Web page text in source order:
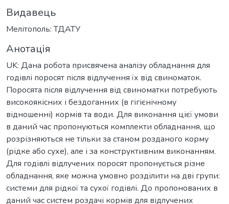
Видавець
Мелітополь: ТДАТУ
Анотація
UK: Дана робота присвячена аналізу обладнання для
годівлі поросят після відлучення їх від свиноматок.
Поросята після відлучення від свиноматки потребують
високоякісних і бездоганних (в гігієнічному
відношенні) кормів та води. Для виконання цієї умови
в даний час пропонуються комплекти обладнання, що
розрізняються не тільки за станом розданого корму
(рідке або сухе), але і за конструктивним виконанням.
Для годівлі відлучених поросят пропонується різне
обладнання, яке можна умовно розділити на дві групи:
системи для рідкої та сухої годівлі. До пропонованих в
даний час систем роздачі кормів для відлучених